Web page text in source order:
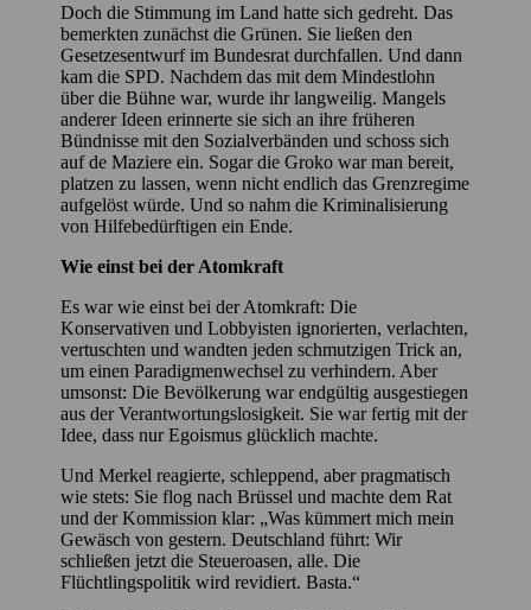
Doch die Stimmung im Land hatte sich gedreht. Das
bemerkten zunächst die Grünen. Sie ließen den
Gesetzesentwurf im Bundesrat durchfallen. Und dann
kam die SPD. Nachdem das mit dem Mindestlohn
über die Bühne war, wurde ihr langweilig. Mangels
anderer Ideen erinnerte sie sich an ihre früheren
Bündnisse mit den Sozialverbänden und schoss sich
auf de Maziere ein. Sogar die Groko war man bereit,
platzen zu lassen, wenn nicht endlich das Grenzregime
aufgelöst würde. Und so nahm die Kriminalisierung
von Hilfebedürftigen ein Ende.
Wie einst bei der Atomkraft
Es war wie einst bei der Atomkraft: Die
Konservativen und Lobbyisten ignorierten, verlachten,
vertuschten und wandten jeden schmutzigen Trick an,
um einen Paradigmenwechsel zu verhindern. Aber
umsonst: Die Bevölkerung war endgültig ausgestiegen
aus der Verantwortungslosigkeit. Sie war fertig mit der
Idee, dass nur Egoismus glücklich machte.
Und Merkel reagierte, schleppend, aber pragmatisch
wie stets: Sie flog nach Brüssel und machte dem Rat
und der Kommission klar: „Was kümmert mich mein
Gewäsch von gestern. Deutschland führt: Wir
schließen jetzt die Steueroasen, alle. Die
Flüchtlingspolitik wird revidiert. Basta.“